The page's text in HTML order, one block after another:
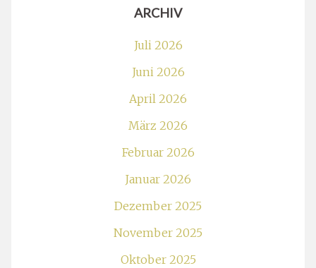
ARCHIV
Juli 2026
Juni 2026
April 2026
März 2026
Februar 2026
Januar 2026
Dezember 2025
November 2025
Oktober 2025